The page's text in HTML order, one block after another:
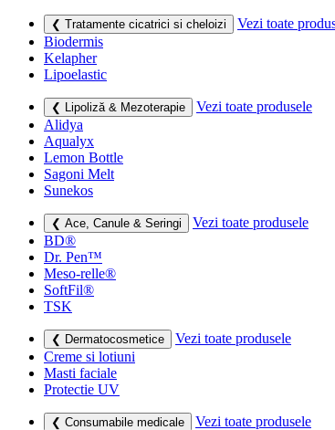
❮ Tratamente cicatrici si cheloizi
Vezi toate
Biodermis
Kelapher
Lipoelastic
❮ Lipoliză & Mezoterapie
Vezi toate produsele
Alidya
Aqualyx
Lemon Bottle
Sagoni Melt
Sunekos
❮ Ace, Canule & Seringi
Vezi toate produsele
BD®
Dr. Pen™
Meso-relle®
SoftFil®
TSK
❮ Dermatocosmetice
Vezi toate produsele
Creme si lotiuni
Masti faciale
Protectie UV
❮ Consumabile medicale
Vezi toate produsele